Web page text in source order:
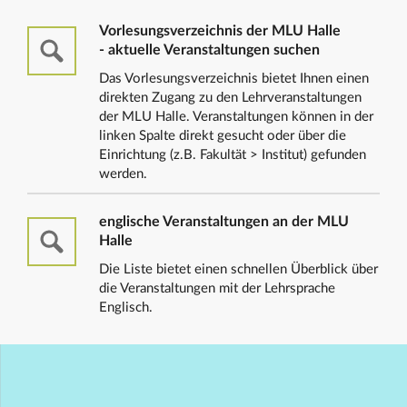
Vorlesungsverzeichnis der MLU Halle
- aktuelle Veranstaltungen suchen
Das Vorlesungsverzeichnis bietet Ihnen einen
direkten Zugang zu den Lehrveranstaltungen
der MLU Halle. Veranstaltungen können in der
linken Spalte direkt gesucht oder über die
Einrichtung (z.B. Fakultät > Institut) gefunden
werden.
englische Veranstaltungen an der MLU
Halle
Die Liste bietet einen schnellen Überblick über
die Veranstaltungen mit der Lehrsprache
Englisch.